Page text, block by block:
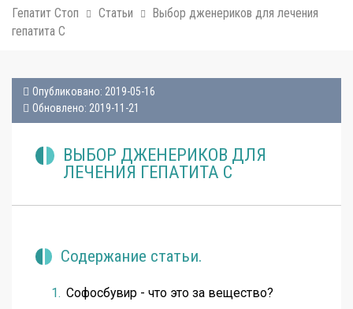
Гепатит Стоп Статьи
Выбор дженериков для лечения
гепатита С
Опубликовано: 2019-05-16
Обновлено: 2019-11-21
ВЫБОР ДЖЕНЕРИКОВ ДЛЯ
ЛЕЧЕНИЯ ГЕПАТИТА С
Содержание статьи.
Софосбувир - что это за вещество?